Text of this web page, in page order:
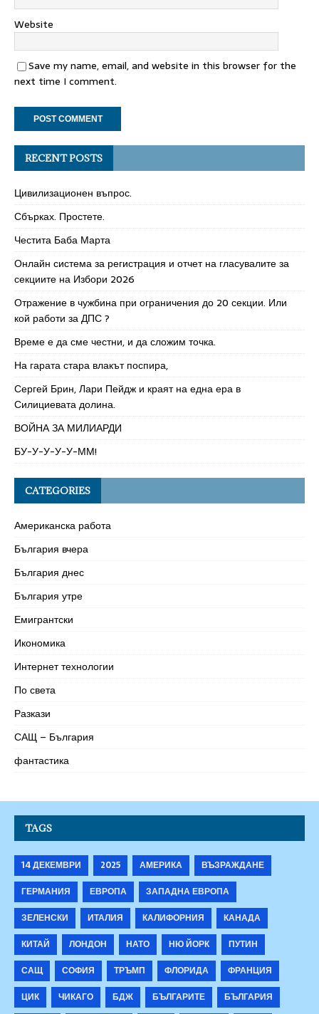
Website
Save my name, email, and website in this browser for the
next time I comment.
RECENT POSTS
Цивилизационен въпрос.
Сбърках. Простете.
Честита Баба Марта
Онлайн система за регистрация и отчет на гласувалите за
секциите на Избори 2026
Отражение в чужбина при ограничения до 20 секции. Или
кой работи за ДПС ?
Време е да сме честни, и да сложим точка.
На гарата стара влакът поспира,
Сергей Брин, Лари Пейдж и краят на една ера в
Силициевата долина.
ВОЙНА ЗА МИЛИАРДИ
БУ-У-У-У-У-ММ!
CATEGORIES
Американска работа
България вчера
България днес
България утре
Емигрантски
Икономика
Интернет технологии
По света
Разкази
САЩ – България
фантастика
TAGS
14 ДЕКЕМВРИ 2025 АМЕРИКА
ВЪЗРАЖДАНЕ
ГЕРМАНИЯ
ЕВРОПА
ЗАПАДНА ЕВРОПА
ЗЕЛЕНСКИ
ИТАЛИЯ КАЛИФОРНИЯ
КАНАДА
КИТАЙ
ЛОНДОН НАТО НЮ ЙОРК
ПУТИН
САЩ
СОФИЯ ТРЪМП ФЛОРИДА
ФРАНЦИЯ
ЦИК
ЧИКАГО БДЖ БЪЛГАРИТЕ БЪЛГАРИЯ